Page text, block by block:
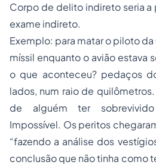
Corpo de delito indireto seria a
exame indireto.
Exemplo: para matar o piloto da
míssil enquanto o avião estava
o que aconteceu? pedaços
lados, num raio de
de alguém ter
Impossível. Os peritos
“fazendo a análise dos
conclusão que não tinha como